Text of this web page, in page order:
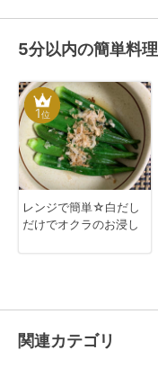
5分以内の簡単料
1位
レンジで簡単☆白だし
だけでオクラのお浸し
関連カテゴリ